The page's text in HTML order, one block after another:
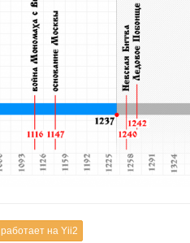
работает на Yii2